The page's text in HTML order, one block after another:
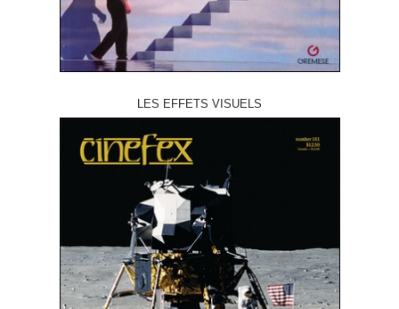
LES EFFETS VISUELS